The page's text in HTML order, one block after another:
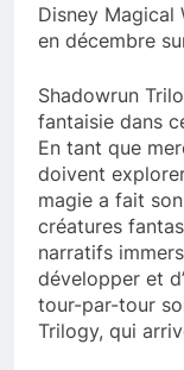
Disney Magical
en décembre
Shadowrun
fantaisie dans
En tant que
doivent
magie a fait
créatures
narratifs
développer et
tour-par-tour
Trilogy, qui